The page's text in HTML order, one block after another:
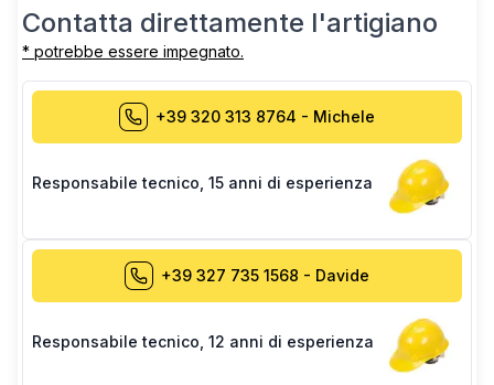
Contatta direttamente l'artigiano
* potrebbe essere impegnato.
+39 320 313 8764 - Michele
Responsabile tecnico 15 anni di esperienza
+39 327 735 1568 - Davide
Responsabile tecnico 12 anni di esperienza